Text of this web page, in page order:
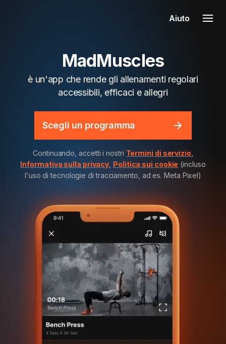
Aiuto
MadMuscles
è un'app che rende gli allenamenti regolari
accessibili, efficaci e allegri
Scegli un programma
Continuando, accetti i nostri Termini di servizio
Informativa sulla privacy Politica sui cookie (incluso
l'uso di tecnologie di tracciamento, ad es. Meta Pixel)